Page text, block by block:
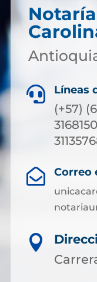
 Líneas
(+57)
 Correo
